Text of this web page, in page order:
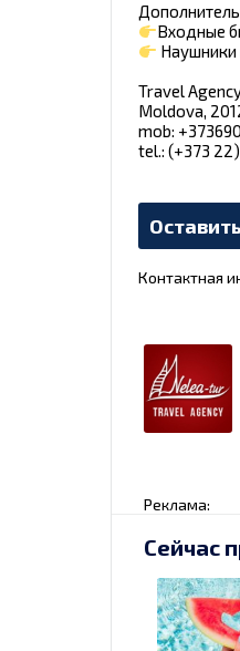
Входные
Наушники
Travel
Moldova,
mob:
tel.: (+373
Контактная
Реклама:
Сейчас